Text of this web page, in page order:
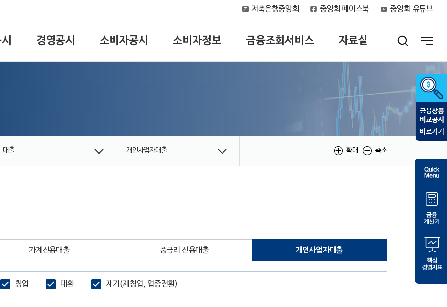
저축은행중앙회 중앙회 페이스북 중앙회 유튜브
경영공시 소비자공시 소비자정보 금융조회서비스 자료실
대출 개인사업자대출 확대 축소
가계신용대출 중금리 신용대출 개인사업자대출
창업 대환 재기(재창업, 업종전환)